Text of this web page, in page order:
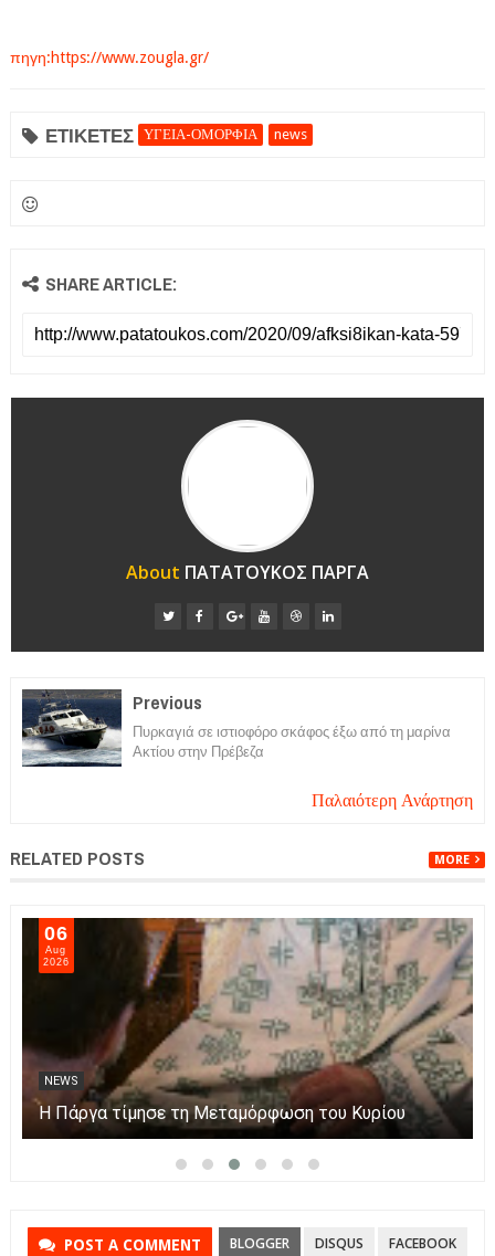
πηγη:https://www.zougla.gr/
ΕΤΙΚΕΤΕΣ ΥΓΕΙΑ-ΟΜΟΡΦΙΑ news
SHARE ARTICLE:
About ΠΑΤΑΤΟΥΚΟΣ ΠΑΡΓΑ
Previous
Πυρκαγιά σε ιστιοφόρο σκάφος έξω από τη μαρίνα
Ακτίου στην Πρέβεζα
Παλαιότερη Ανάρτηση
RELATED POSTS MORE
06
Aug
2026
NEWS
Η Πάργα τίμησε τη Μεταμόρφωση του Κυρίου
POST A COMMENT BLOGGER DISQUS FACEBOOK